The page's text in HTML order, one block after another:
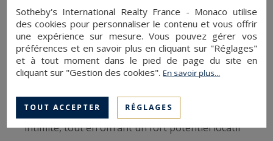
Un espace bien-être avec spa et sauna, une
piscine chauffée avec pool house, ainsi qu'un
terrain de pétanque complètent cette propriété
rare.
Idéale pour une résidence principale ou
secondaire, cette villa allie confort, élégance et
intimité, tout en offrant un fort potentiel locatif
Sotheby's International Realty France - Monaco utilise
des cookies pour personnaliser le contenu et vous offrir
une expérience sur mesure. Vous pouvez gérer vos
préférences et en savoir plus en cliquant sur "Réglages"
et à tout moment dans le pied de page du site en
cliquant sur "Gestion des cookies".En savoir plus...
TOUT ACCEPTER RÉGLAGES